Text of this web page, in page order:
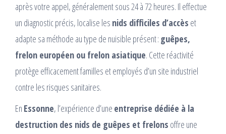
après votre appel, généralement sous 24 à 72 heures. Il effectue
un diagnostic précis, localise les nids difficiles d’accès et
adapte sa méthode au type de nuisible présent : guêpes,
frelon européen ou frelon asiatique. Cette réactivité
protège efficacement familles et employés d’un site industriel
contre les risques sanitaires.
En Essonne, l’expérience d’une entreprise dédiée à la
destruction des nids de guêpes et frelons offre une